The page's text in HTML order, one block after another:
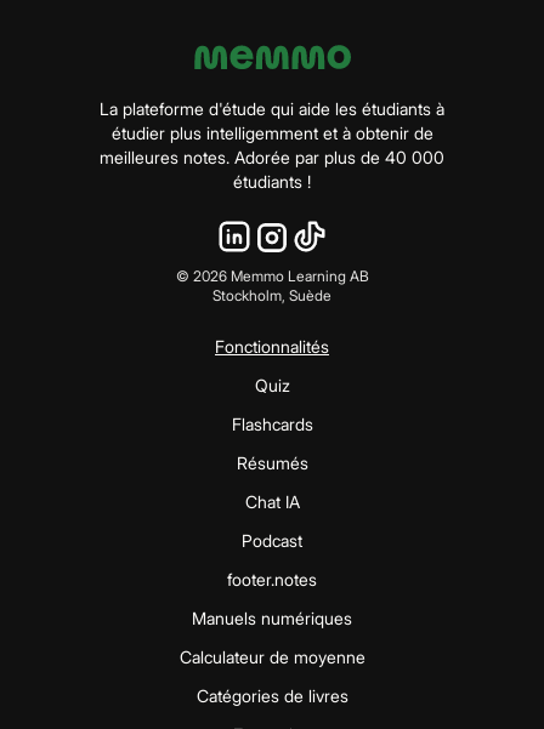
La plateforme d'étude qui aide les étudiants à
étudier plus intelligemment et à obtenir de
meilleures notes. Adorée par plus de 40 000
étudiants !
© 2026Memmo Learning AB
Stockholm, Suède
Fonctionnalités
Quiz
Flashcards
Résumés
Chat IA
Podcast
footer.notes
Manuels numériques
Calculateur de moyenne
Catégories de livres